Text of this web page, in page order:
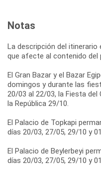
Notas
La descripción del itinerario
que afecte al contenido del
El Gran Bazar y el Bazar
domingos y durante las
20/03 al 22/03, la Fiesta
la República 29/10.
El Palacio de Topkapi
días 20/03, 27/05, 29/10 y
El Palacio de Beylerbeyi
días 20/03, 27/05, 29/10 y